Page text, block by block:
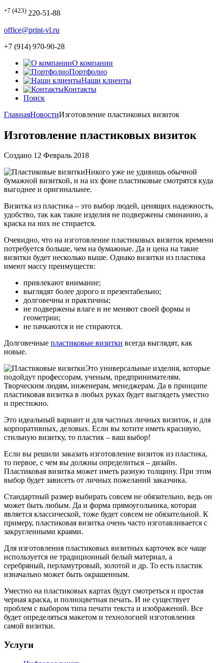
+7 (423) 220-51-88
office@print-vl.ru
+7 (914) 970-90-28
О компании
Портфолио
Наши клиенты
Контакты
Поиск
ГлавнаяНовостиИзготовление пластиковых визиток
Изготовление пластиковых визиток
Создано 12 Февраль 2018
Никого уже не удивишь обычной
бумажной визиткой, и на их фоне пластиковые смотрятся куда
выгоднее и оригинальнее.
Визитка из пластика – это выбор людей, ценящих надежность,
удобство, так как такие изделия не подвержены сминанию, а
краска на них не стирается.
Очевидно, что на изготовление пластиковых визиток времени
потребуется больше, чем на бумажные. Да и цена на такие
визитки будет несколько выше. Однако визитки из пластика
имеют массу преимуществ:
привлекают внимание;
выглядят более дорого и презентабельно;
долговечны и практичны;
не подвержены влаге и не меняют своей формы и
геометрии;
не пачкаются и не стираются.
Долговечные пластиковые визитки всегда выглядят, как
новые.
Это универсальные изделия, которые
подойдут профессорам, ученым, предпринимателям.
Творческим людям, инженерам, менеджерам. Да в принципе
пластиковая визитка в любых руках будет выглядеть уместно
и престижно.
Это идеальный вариант и для частных личных визиток, и для
корпоративных, деловых. Если вы хотите иметь красивую,
стильную визитку, то пластик – ваш выбор!
Если вы решили заказать изготовление визиток из пластика,
то первое, с чем вы должны определиться – дизайн.
Пластиковая визитка может иметь разную толщину. При этом
выбор будет зависеть от личных пожеланий заказчика.
Стандартный размер выбирать совсем не обязательно, ведь он
может быть любым. Да и форма прямоугольника, которая
является классической, тоже будет совсем не обязательной. К
примеру, пластиковая визитка очень часто изготавливается с
закругленными краями.
Для изготовления пластиковых визитных карточек все чаще
используется не традиционный белый материал, а
серебряный, перламутровый, золотой и др. То есть пластик
изначально может быть окрашенным.
Уместно на пластиковых картах будут смотреться и простая
черная краска, и полноцветная печать. И не существует
проблем с выбором типа печати текста и изображений. Все
будет определяться макетом и технологией изготовления
самой визитки.
Услуги